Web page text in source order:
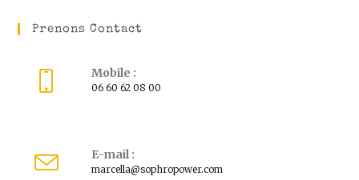
Prenons Contact
Mobile :
06 60 62 08 00
E-mail :
marcella@sophropower.com